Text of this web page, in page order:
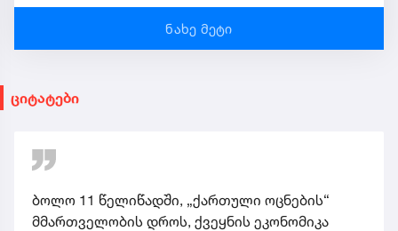
ნახე მეტი
ციტატები
ბოლო 11 წელიწადში, „ქართული ოცნების“
მმართველობის დროს, ქვეყნის ეკონომიკა